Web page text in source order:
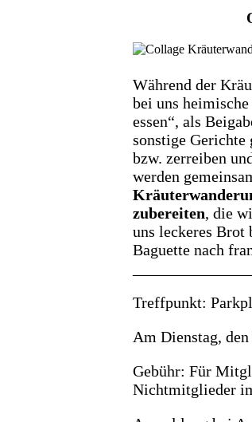
Während der
bei uns heimische
essen“, als
sonstige Gerichte
bzw. zerreiben
werden
zubereiten, die
uns leckeres Brot
Baguette nach
Treffpunkt:
Am Dienstag,
Gebühr: Für
Nichtmitglieder